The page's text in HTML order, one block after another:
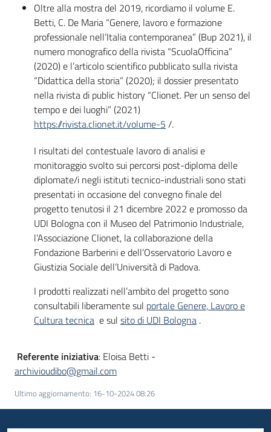
Oltre alla mostra del 2019, ricordiamo il volume E.
Betti, C. De Maria “Genere, lavoro e formazione
professionale nell’Italia contemporanea” (Bup 2021), il
numero monografico della rivista “ScuolaOfficina”
(2020) e l’articolo scientifico pubblicato sulla rivista
“Didattica della storia” (2020); il dossier presentato
nella rivista di public history “Clionet. Per un senso del
tempo e dei luoghi” (2021)
https://rivista.clionet.it/volume-5 /.
I risultati del contestuale lavoro di analisi e
monitoraggio svolto sui percorsi post-diploma delle
diplomate/i negli istituti tecnico-industriali sono stati
presentati in occasione del convegno finale del
progetto tenutosi il 21 dicembre 2022 e promosso da
UDI Bologna con il Museo del Patrimonio Industriale,
l’Associazione Clionet, la collaborazione della
Fondazione Barberini e dell’Osservatorio Lavoro e
Giustizia Sociale dell’Università di Padova.
I prodotti realizzati nell’ambito del progetto sono
consultabili liberamente sul portale Genere, Lavoro e
Cultura tecnica e sul sito di UDI Bologna .
Referente iniziativa: Eloisa Betti -
archivioudibo@gmail.com
Ultimo aggiornamento: 16-10-2024 08:26